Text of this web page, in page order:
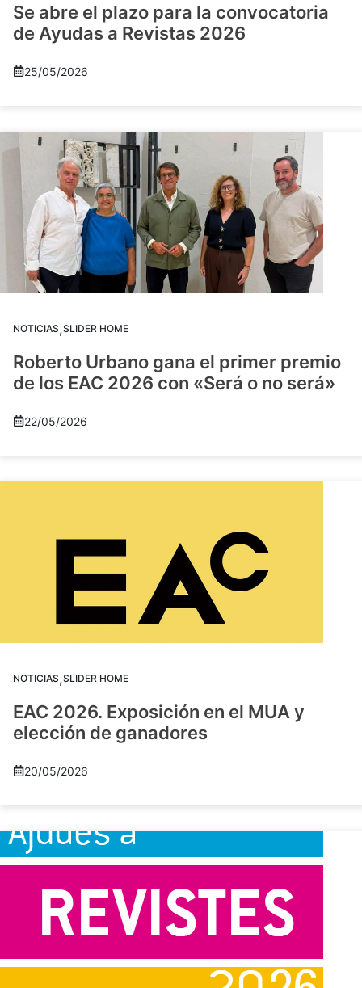
Se abre el plazo para la convocatoria
de Ayudas a Revistas 2026
25/05/2026
NOTICIAS,SLIDER HOME
Roberto Urbano gana el primer premio
de los EAC 2026 con «Será o no será»
22/05/2026
NOTICIAS,SLIDER HOME
EAC 2026. Exposición en el MUA y
elección de ganadores
20/05/2026